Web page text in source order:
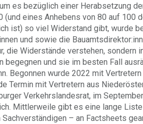
es bezüglich einer Herabsetzung
eines Anhebens von 80 auf 100
ist) so viel Widerstand gibt, wurde
und sowie die
die Widerstände verstehen, sondern
begegnen und sie im besten Fall
Begonnen wurde 2022 mit
Termin mit Vertretern aus
Verkehrslandesrat, im
Mittlerweile gibt es eine lange
– an Factsheets